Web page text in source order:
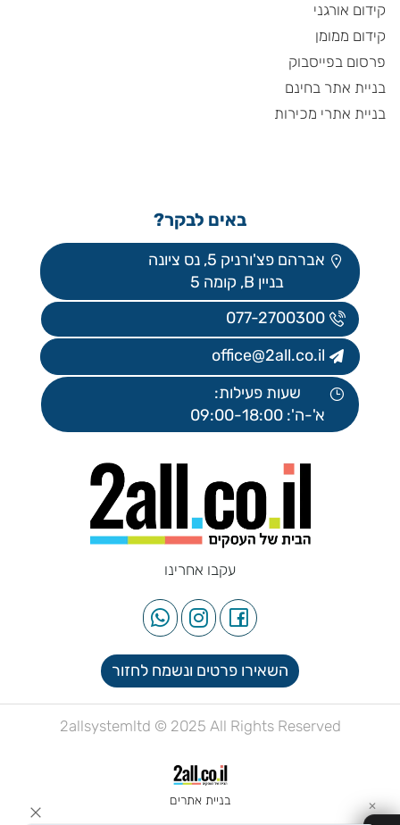
קידום אורגני
קידום ממומן
פרסום בפייסבוק
בניית אתר בחינם
בניית אתרי מכירות
באים לבקר?
אברהם פצ'ורניק 5, נס ציונה
בניין B, קומה 5
077-2700300
office@2all.co.il
שעות פעילות:
א'-ה': 09:00-18:00
עקבו אחרינו
השאירו פרטים ונשמח לחזור
2allsystemltd © 2025 All Rights Reserved
בניית אתרים ✕